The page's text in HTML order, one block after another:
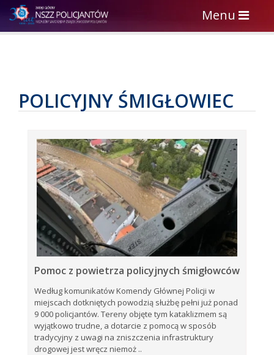
Toggle
navigation
Menu
POLICYJNY ŚMIGŁOWIEC
Pomoc z powietrza policyjnych śmigłowców
Według komunikatów Komendy Głównej Policji w
miejscach dotkniętych powodzią służbę pełni już ponad
9 000 policjantów. Tereny objęte tym kataklizmem są
wyjątkowo trudne, a dotarcie z pomocą w sposób
tradycyjny z uwagi na zniszczenia infrastruktury
drogowej jest wręcz niemoż ..